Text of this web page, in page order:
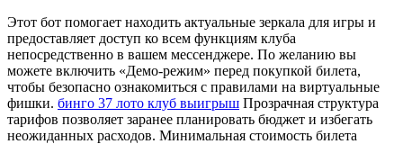
Этот бот помогает находить актуальные зеркала для игры и
предоставляет доступ ко всем функциям клуба
непосредственно в вашем мессенджере. По желанию вы
можете включить «Демо-режим» перед покупкой билета,
чтобы безопасно ознакомиться с правилами на виртуальные
фишки. бинго 37 лото клуб выигрыш Прозрачная структура
тарифов позволяет заранее планировать бюджет и избегать
неожиданных расходов. Минимальная стоимость билета